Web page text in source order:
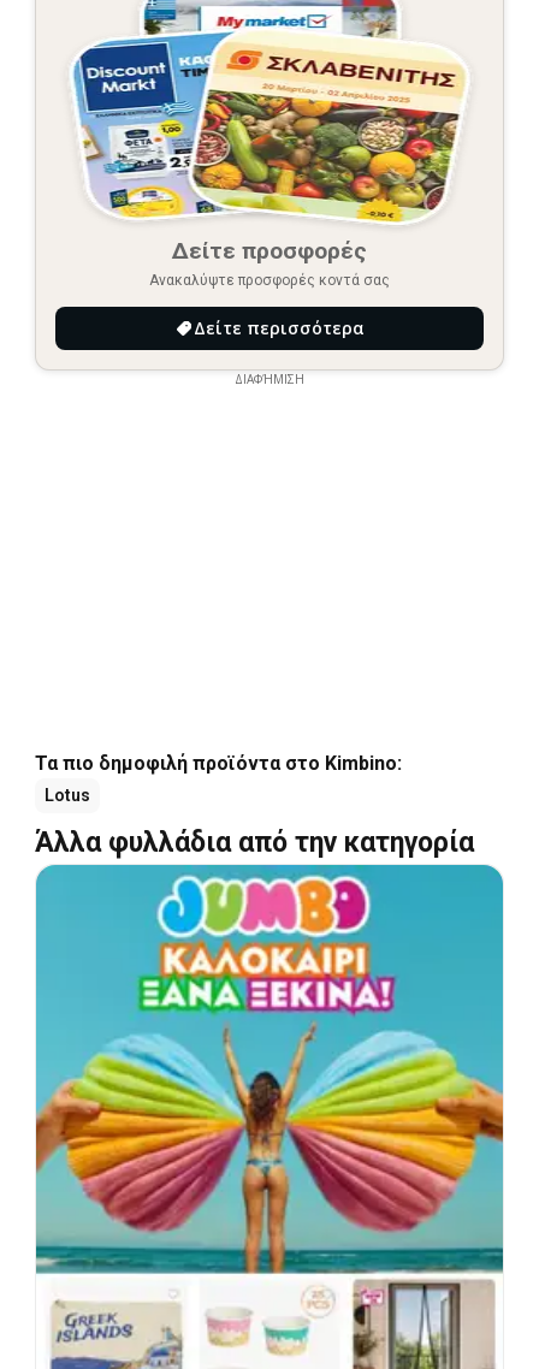
Δείτε προσφορές
Ανακαλύψτε προσφορές κοντά σας
Δείτε περισσότερα
ΔΙΑΦΉΜΙΣΗ
Τα πιο δημοφιλή προϊόντα στο Kimbino:
Lotus
Άλλα φυλλάδια από την κατηγορία